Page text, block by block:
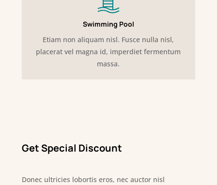
Swimming Pool
Etiam non aliquam nisl. Fusce nulla nisl,
placerat vel magna id, imperdiet fermentum
massa.
Get Special Discount
Donec ultricies lobortis eros, nec auctor nisl